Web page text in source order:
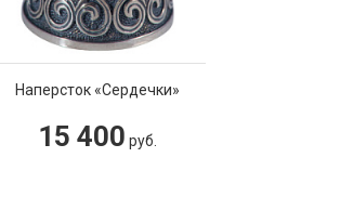
Наперсток «Сердечки»
15 400 руб.